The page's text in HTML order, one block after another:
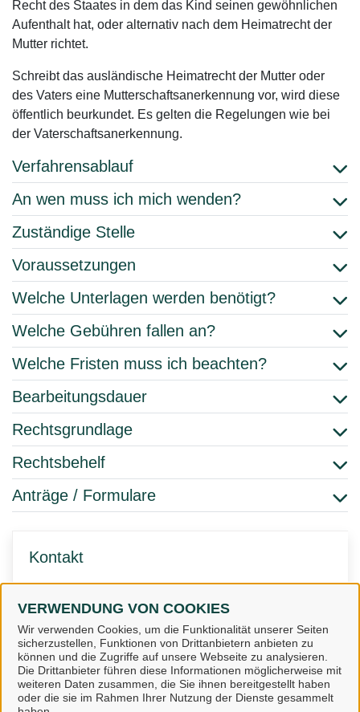
VERWENDUNG VON COOKIES
Wir verwenden Cookies, um die Funktionalität unserer Seiten
sicherzustellen, Funktionen von Drittanbietern anbieten zu
können und die Zugriffe auf unsere Webseite zu analysieren.
Die Drittanbieter führen diese Informationen möglicherweise mit
weiteren Daten zusammen, die Sie ihnen bereitgestellt haben
oder die sie im Rahmen Ihrer Nutzung der Dienste gesammelt
Recht des Staates in dem das Kind seinen gewöhnlichen
Aufenthalt hat, oder alternativ nach dem Heimatrecht der
Mutter richtet.
Schreibt das ausländische Heimatrecht der Mutter oder
des Vaters eine Mutterschaftsanerkennung vor, wird diese
öffentlich beurkundet. Es gelten die Regelungen wie bei
der Vaterschaftsanerkennung.
Verfahrensablauf
An wen muss ich mich wenden?
Zuständige Stelle
Voraussetzungen
Welche Unterlagen werden benötigt?
Welche Gebühren fallen an?
Welche Fristen muss ich beachten?
Bearbeitungsdauer
Rechtsgrundlage
Rechtsbehelf
Anträge / Formulare
Kontakt
Fachdienst 3 Jugend